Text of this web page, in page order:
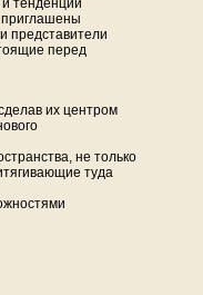
тенденций
приглашены
представители
перед
их центром
не только
туда